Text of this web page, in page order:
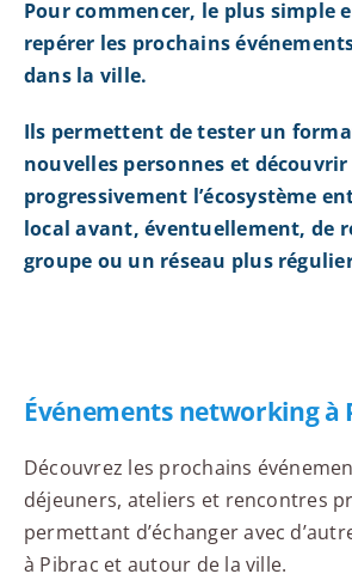
Pour commencer, le plus simple
repérer les prochains
dans la ville.
Ils permettent de tester un
nouvelles personnes et découvrir
progressivement l’écosystème
local avant, éventuellement, de
groupe ou un réseau plus
Événements networking à
Découvrez les prochains
déjeuners, ateliers et rencontres
permettant d’échanger avec
à Pibrac et autour de la ville.